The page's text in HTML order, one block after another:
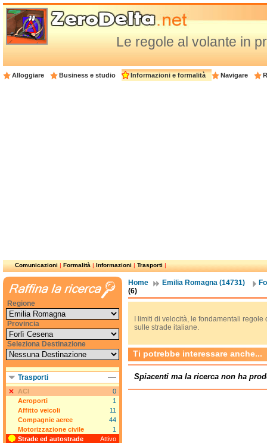
Le regole al volante in
Alloggiare Business e studio Informazioni e formalità Navigare
Comunicazioni|Formalità|Informazioni|Trasporti|
Home Emilia Romagna (14731)
(6)
I limiti di velocità, le fondamentali
sulle strade italiane.
Ti potrebbe interessare anche...
Spiacenti ma la ricerca non ha
Regione
Provincia
Seleziona Destinazione
Trasporti
ACI
0
Aeroporti
1
Affitto veicoli
11
Compagnie aeree
44
Motorizzazione civile
1
Strade ed autostrade
Attivo